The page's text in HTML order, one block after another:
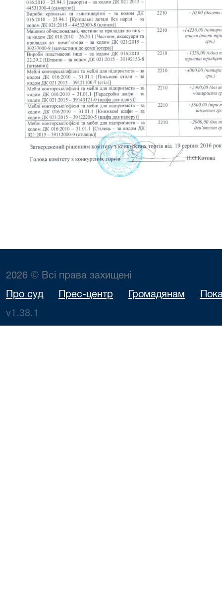
2026 © Всі права захищені
Про суд Прес-центр Громадянам
v1.38.1